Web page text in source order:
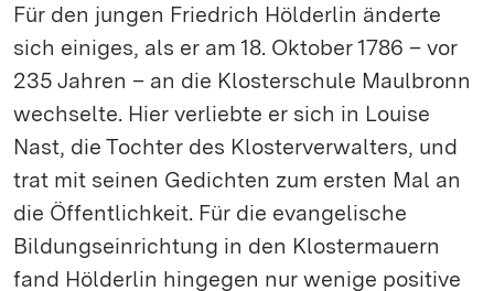
Für den jungen Friedrich Hölderlin änderte
sich einiges, als er am 18. Oktober 1786 – vor
235 Jahren – an die Klosterschule Maulbronn
wechselte. Hier verliebte er sich in Louise
Nast, die Tochter des Klosterverwalters, und
trat mit seinen Gedichten zum ersten Mal an
die Öffentlichkeit. Für die evangelische
Bildungseinrichtung in den Klostermauern
fand Hölderlin hingegen nur wenige positive